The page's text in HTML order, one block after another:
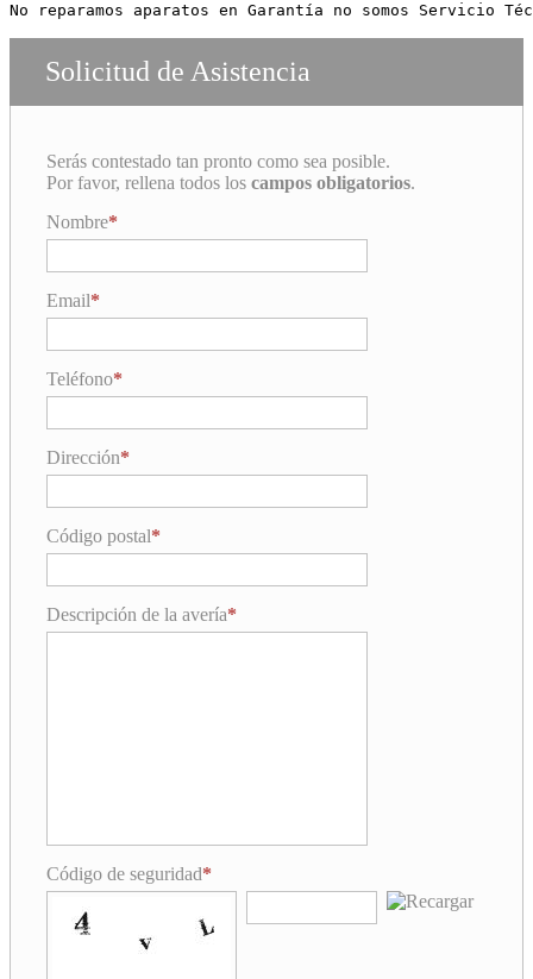
No reparamos aparatos en Garantía no somos Servicio
Solicitud de Asistencia
Serás contestado tan pronto como sea posible.
Por favor, rellena todos los campos obligatorios.
Nombre
Email
Teléfono
Dirección
Código postal
Descripción de la avería
Código de seguridad